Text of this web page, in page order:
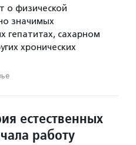
о физической
значимых
гепатитах, сахарном
хронических
естественных
работу